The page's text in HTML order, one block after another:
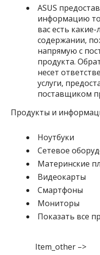
ASUS
информацию
вас есть
содержании,
напрямую с
продукта.
несет
услуги,
поставщиком
Продукты и
Ноутбуки
Сетевое
Материнские
Видеокарты
Смартфоны
Мониторы
Показать все
Item_other –>